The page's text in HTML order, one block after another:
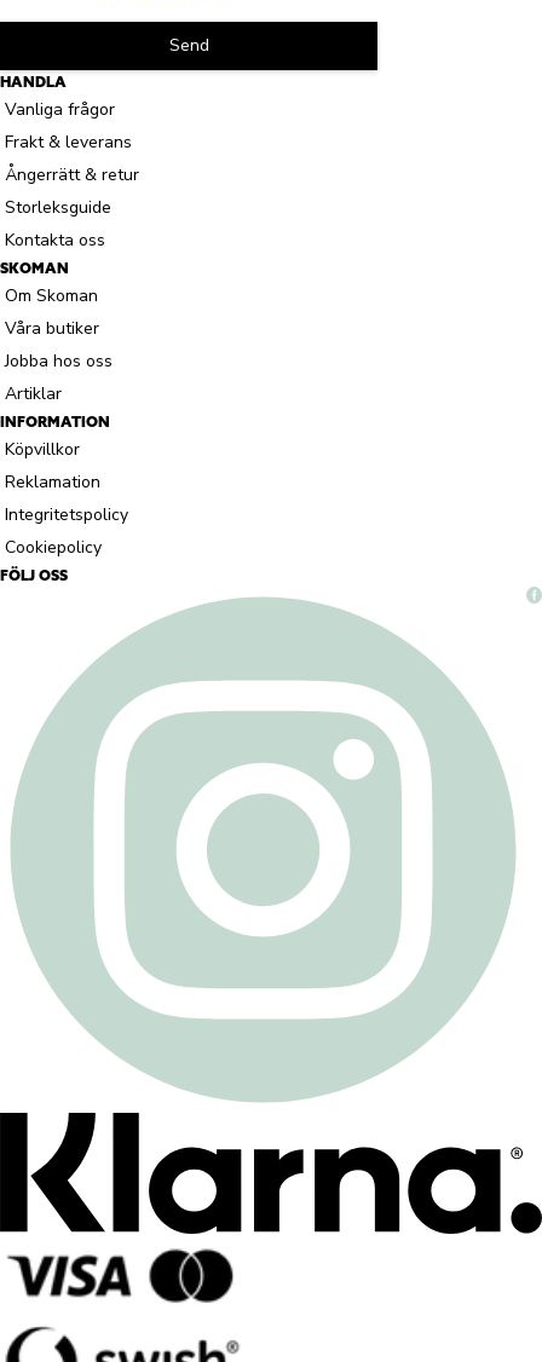
Send
HANDLA
Vanliga frågor
Frakt & leverans
Ångerrätt & retur
Storleksguide
Kontakta oss
SKOMAN
Om Skoman
Våra butiker
Jobba hos oss
Artiklar
INFORMATION
Köpvillkor
Reklamation
Integritetspolicy
Cookiepolicy
FÖLJ OSS